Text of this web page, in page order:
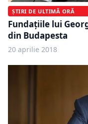
ȘTIRI DE ULTIMĂ ORĂ
Fundaţiile lui
din Budapesta
20 aprilie 2018